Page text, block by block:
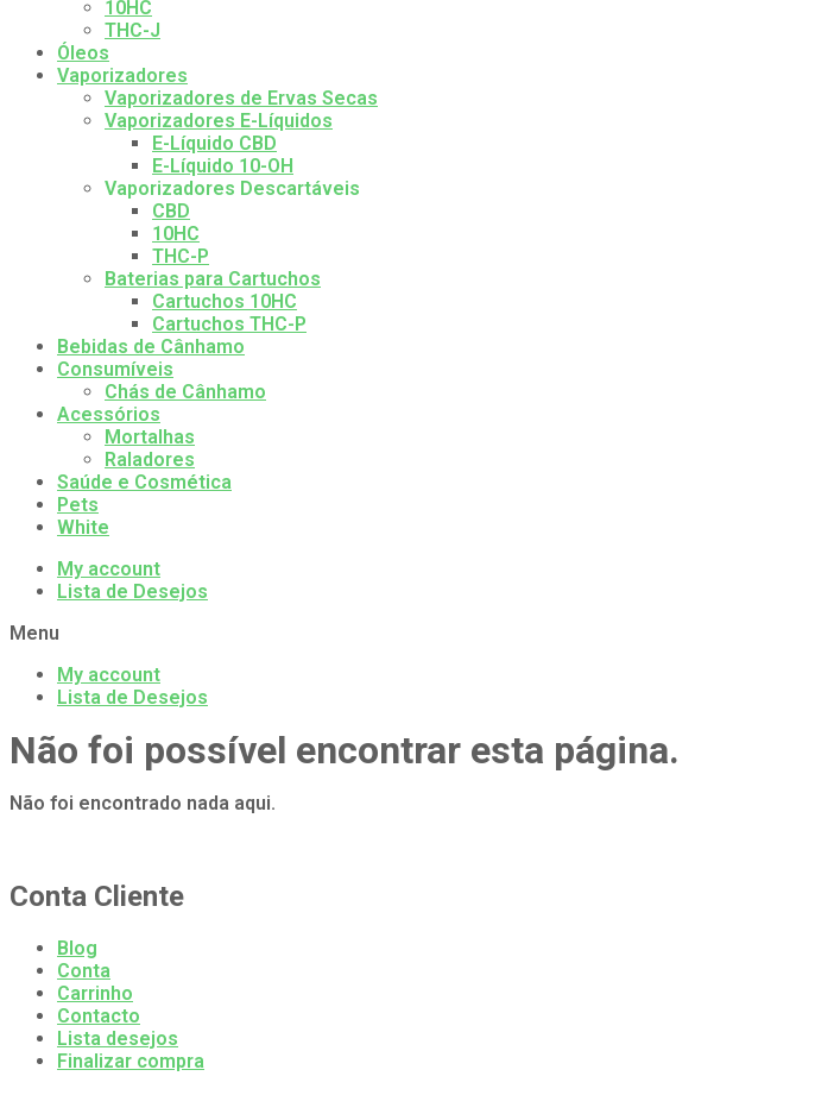
10HC
THC-J
Óleos
Vaporizadores
Vaporizadores de Ervas Secas
Vaporizadores E-Líquidos
E-Líquido CBD
E-Líquido 10-OH
Vaporizadores Descartáveis
CBD
10HC
THC-P
Baterias para Cartuchos
Cartuchos 10HC
Cartuchos THC-P
Bebidas de Cânhamo
Consumíveis
Chás de Cânhamo
Acessórios
Mortalhas
Raladores
Saúde e Cosmética
Pets
White
My account
Lista de Desejos
Menu
My account
Lista de Desejos
Não foi possível encontrar esta página.
Não foi encontrado nada aqui.
Conta Cliente
Blog
Conta
Carrinho
Contacto
Lista desejos
Finalizar compra